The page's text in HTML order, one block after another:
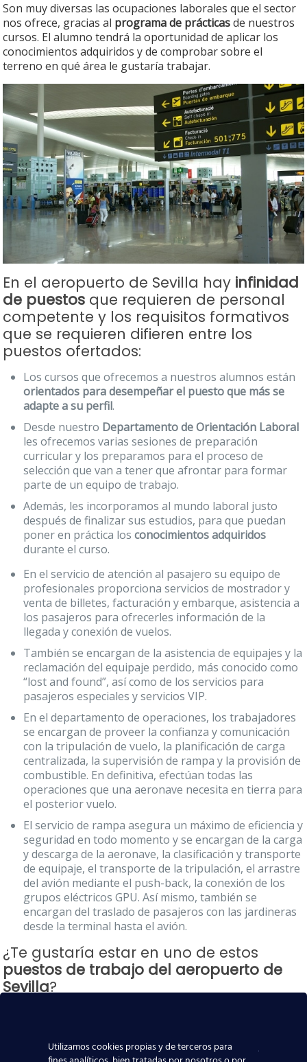
Son muy diversas las ocupaciones laborales que el sector
nos ofrece, gracias al programa de prácticasde nuestros
cursos. El alumno tendrá la oportunidad de aplicar los
conocimientos adquiridos y de comprobar sobre el
terreno en qué área le gustaría trabajar.
En el aeropuerto de Sevilla hay infinidad
de puestos que requieren de personal
competente y los requisitos formativos
que se requieren difieren entre los
puestos ofertados:
Los cursos que ofrecemos a nuestros alumnos están
orientados para desempeñar el puesto que más se
adapte a su perfil.
Desde nuestro Departamento de Orientación Laboral
les ofrecemos varias sesiones de preparación
curricular y los preparamos para el proceso de
selección que van a tener que afrontar para formar
parte de un equipo de trabajo.
Además, les incorporamos al mundo laboral justo
después de finalizar sus estudios, para que puedan
poner en práctica losconocimientos adquiridos
durante el curso.
En el servicio de atención al pasajero su equipo de
profesionales proporciona servicios de mostrador y
venta de billetes, facturación y embarque, asistencia a
los pasajeros para ofrecerles información de la
llegada y conexión de vuelos.
También se encargan de la asistencia de equipajes y la
reclamación del equipaje perdido, más conocido como
“lost and found”, así como de los servicios para
pasajeros especiales y servicios VIP.
En el departamento de operaciones, los trabajadores
se encargan de proveer la confianza y comunicación
con la tripulación de vuelo, la planificación de carga
centralizada, la supervisión de rampa y la provisión de
combustible. En definitiva, efectúan todas las
operaciones que una aeronave necesita en tierra para
el posterior vuelo.
El servicio de rampa asegura un máximo de eficiencia y
seguridad en todo momento y se encargan de la carga
y descarga de la aeronave, la clasificación y transporte
de equipaje, el transporte de la tripulación, el arrastre
del avión mediante el push-back, la conexión de los
grupos eléctricos GPU. Así mismo, también se
encargan del traslado de pasajeros con las jardineras
desde la terminal hasta el avión.
¿Te gustaría estar en uno de estos
puestos de trabajo del aeropuerto de
Sevilla?
para obtener un puesto laboral tanto en el lado “tierra”
como en el lado “aire” de un aeropuerto. Para ello
Utilizamos cookies propias y de terceros para